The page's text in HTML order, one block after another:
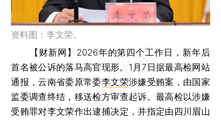
资料图：李文荣。
【财新网】 2026年的第四个工作日，新年后
首名被公诉的落马高官现形。1月7日据最高检网站
通报，云南省委原常委李文荣涉嫌受贿案，由国家
监委调查终结，移送检方审查起诉。最高检以涉嫌
受贿罪对李文荣作出逮捕决定，并指定由四川眉山